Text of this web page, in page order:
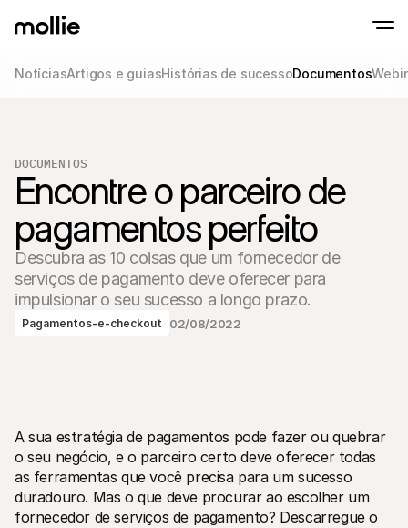
Aceite pagamentos
e dispositivos
Checkout
Ofereça um
para conversão
Pagamentos
Cobre pagamentos
de subscrição
Acceptance & Risk
NotíciasArtigos e guiasHistórias de sucessoDocumentos
DOCUMENTOS
Encontre o parceiro de
pagamentos perfeito
Descubra as 10 coisas que um fornecedor de
serviços de pagamento deve oferecer para
impulsionar o seu sucesso a longo prazo.
Pagamentos-e-checkout 02/08/2022
A sua estratégia de pagamentos pode fazer ou quebrar
o seu negócio, e o parceiro certo deve oferecer todas
as ferramentas que você precisa para um sucesso
duradouro. Mas o que deve procurar ao escolher um
fornecedor de serviços de pagamento? Descarregue o